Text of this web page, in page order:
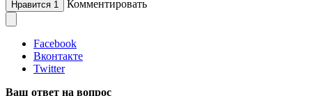
Нравится 1 Комментировать
Facebook
Вконтакте
Twitter
Ваш ответ на вопрос